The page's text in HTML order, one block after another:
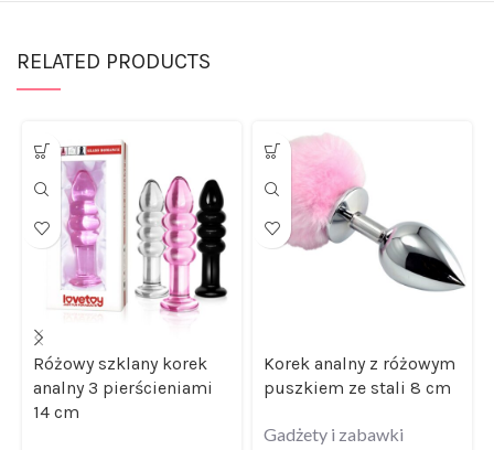
RELATED PRODUCTS
Różowy szklany korek
analny 3 pierścieniami
14 cm
Korek analny z różowym
puszkiem ze stali 8 cm
Gadżety i zabawki